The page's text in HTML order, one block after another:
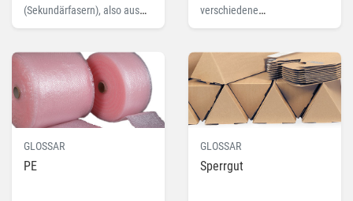
(Sekundärfasern), also aus
Altpapier besteht. Lesen Sie
verschiedene
Verpackungsmaterialien.
passende Produkte finden
Sie hier.
GLOSSAR
PE
GLOSSAR
Sperrgut